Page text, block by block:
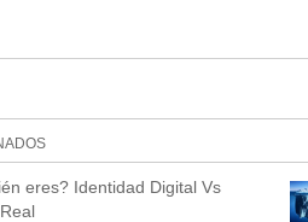
eres? Identidad Digital Vs